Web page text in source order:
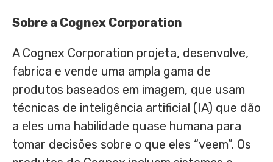
Sobre a Cognex Corporation
A Cognex Corporation projeta, desenvolve,
fabrica e vende uma ampla gama de
produtos baseados em imagem, que usam
técnicas de inteligência artificial (IA) que dão
a eles uma habilidade quase humana para
tomar decisões sobre o que eles “veem”. Os